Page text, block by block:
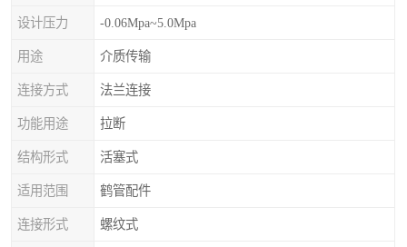
设计压力 -0.06Mpa~5.0Mpa
用途 介质传输
连接方式 法兰连接
功能用途 拉断
结构形式 活塞式
适用范围 鹤管配件
连接形式 螺纹式